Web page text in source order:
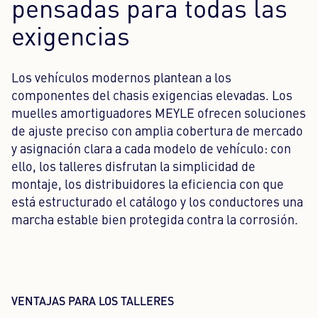
pensadas para todas las
exigencias
Los vehículos modernos plantean a los
componentes del chasis exigencias elevadas. Los
muelles amortiguadores MEYLE ofrecen soluciones
de ajuste preciso con amplia cobertura de mercado
y asignación clara a cada modelo de vehículo: con
ello, los talleres disfrutan la simplicidad de
montaje, los distribuidores la eficiencia con que
está estructurado el catálogo y los conductores una
marcha estable bien protegida contra la corrosión.
VENTAJAS PARA LOS TALLERES